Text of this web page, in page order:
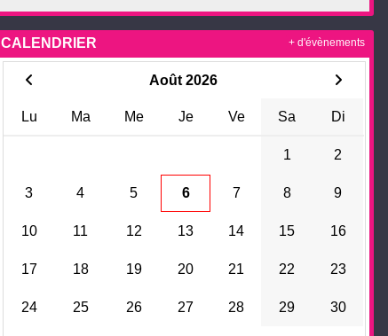
CALENDRIER
Août 2026
Lu Ma Me Je Ve Sa Di
1 2
3 4 5 6 7 8 9
10 11 12 13 14 15 16
17 18 19 20 21 22 23
24 25 26 27 28 29 30
+ d'évènements